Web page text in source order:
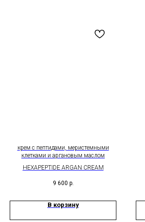
крем с пептидами, меристемными
клетками и аргановым маслом
HEXAPEPTIDE ARGAN CREAM
9 600 р.
В корзину